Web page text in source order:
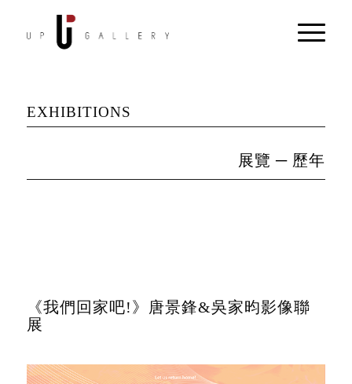
EXHIBITIONS
展覽 ─ 歷年
《我們回家吧!》唐景鋒&吳家昀影像聯
展